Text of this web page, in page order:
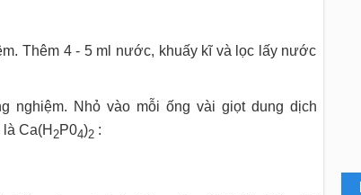
Thêm 4 - 5 ml nước, khuấy kĩ và lọc lấy nước
nghiệm. Nhỏ vào mỗi ống vài giọt dung dịch
Ca(H 2P04)2: